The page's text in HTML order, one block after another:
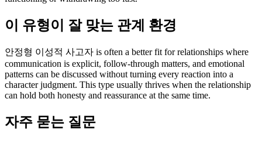
이 유형이 잘 맞는 관계 환경
안정형 이성적 사고자 is often a better fit for relationships where
communication is explicit, follow-through matters, and emotional
patterns can be discussed without turning every reaction into a
character judgment. This type usually thrives when the relationship
can hold both honesty and reassurance at the same time.
자주 묻는 질문